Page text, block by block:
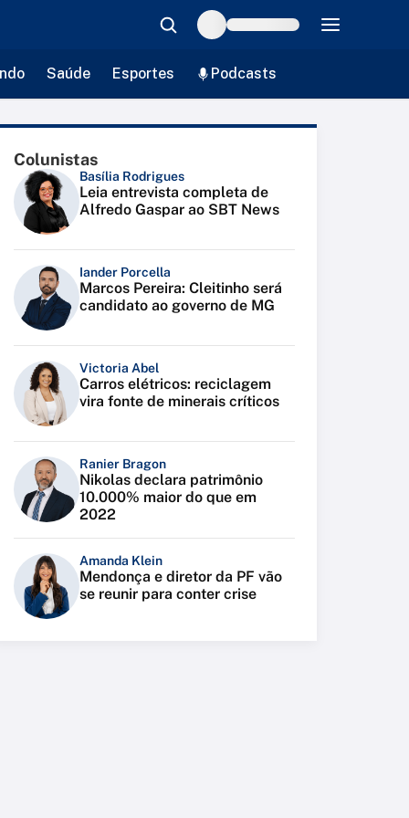
Saúde Esportes Podcasts
Colunistas
Basília Rodrigues
Leia entrevista completa de
Alfredo Gaspar ao SBT News
Iander Porcella
Marcos Pereira: Cleitinho será
candidato ao governo de MG
Victoria Abel
Carros elétricos: reciclagem
vira fonte de minerais críticos
Ranier Bragon
Nikolas declara patrimônio
10.000% maior do que em
2022
Amanda Klein
Mendonça e diretor da PF vão
se reunir para conter crise